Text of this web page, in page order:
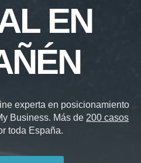
EN
experta en posicionamiento
Business. Más de 200 casos
toda España.